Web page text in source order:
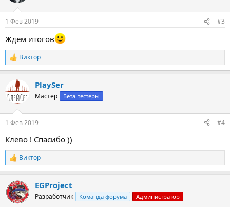
1 Фев 2019 #3
Ждем итогов
Р
е
к
ц
и
Виктор
PlaySer
Мастер Бета-тестеры
1 Фев 2019 #4
Клёво ! Спасибо ))
Р
е
к
ц
и
Виктор
EGProject
Разработчик Команда форума Администратор